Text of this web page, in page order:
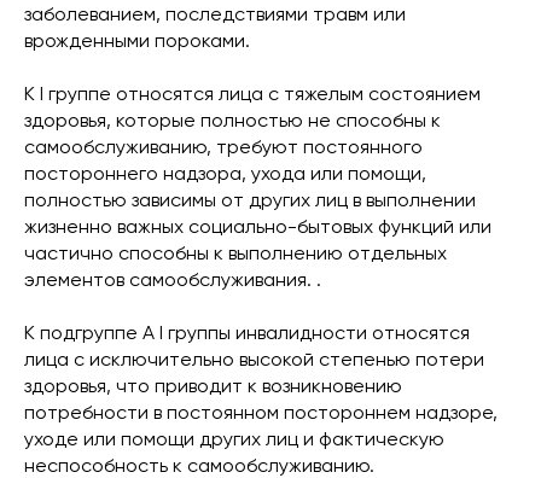
заболеванием, последствиями травм или
врожденными пороками.
К I группе относятся лица с тяжелым состоянием
здоровья, которые полностью не способны к
самообслуживанию, требуют постоянного
постороннего надзора, ухода или помощи,
полностью зависимы от других лиц в выполнении
жизненно важных социально-бытовых функций или
частично способны к выполнению отдельных
элементов самообслуживания. .
К подгруппе А I группы инвалидности относятся
лица с исключительно высокой степенью потери
здоровья, что приводит к возникновению
потребности в постоянном постороннем надзоре,
уходе или помощи других лиц и фактическую
неспособность к самообслуживанию.